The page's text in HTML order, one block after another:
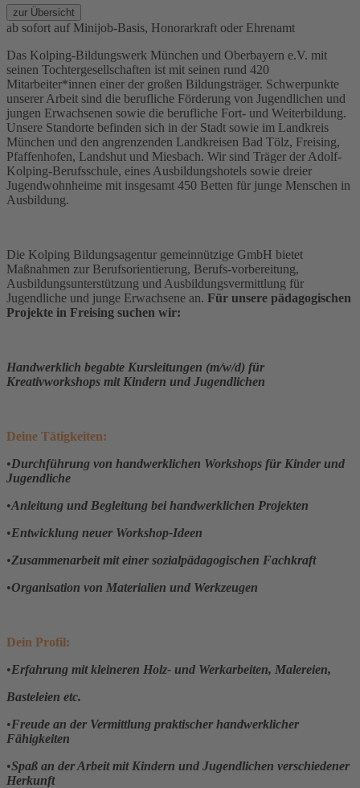
zur Übersicht
ab sofort auf Minijob-Basis, Honorarkraft oder Ehrenamt
Das Kolping-Bildungswerk München und Oberbayern e.V. mit
seinen Tochtergesellschaften ist mit seinen rund 420
Mitarbeiter*innen einer der großen Bildungsträger. Schwerpunkte
unserer Arbeit sind die berufliche Förderung von Jugendlichen und
jungen Erwachsenen sowie die berufliche Fort- und Weiterbildung.
Unsere Standorte befinden sich in der Stadt sowie im Landkreis
München und den angrenzenden Landkreisen Bad Tölz, Freising,
Pfaffenhofen, Landshut und Miesbach. Wir sind Träger der Adolf-
Kolping-Berufsschule, eines Ausbildungshotels sowie dreier
Jugendwohnheime mit insgesamt 450 Betten für junge Menschen in
Ausbildung.
Die Kolping Bildungsagentur gemeinnützige GmbH bietet
Maßnahmen zur Berufsorientierung, Berufs-vorbereitung,
Ausbildungsunterstützung und Ausbildungsvermittlung für
Jugendliche und junge Erwachsene an. Für unsere pädagogischen
Projekte in Freising suchen wir:
Handwerklich begabte Kursleitungen (m/w/d) für
Kreativworkshops mit Kindern und Jugendlichen
Deine Tätigkeiten:
•Durchführung von handwerklichen Workshops für Kinder und
Jugendliche
•Anleitung und Begleitung bei handwerklichen Projekten
•Entwicklung neuer Workshop-Ideen
•Zusammenarbeit mit einer sozialpädagogischen Fachkraft
•Organisation von Materialien und Werkzeugen
Dein Profil:
•Erfahrung mit kleineren Holz- und Werkarbeiten, Malereien,
Basteleien etc.
•Freude an der Vermittlung praktischer handwerklicher
Fähigkeiten
•Spaß an der Arbeit mit Kindern und Jugendlichen verschiedener
Herkunft